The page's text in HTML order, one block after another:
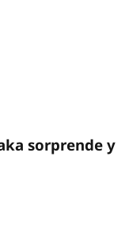
sorprende y